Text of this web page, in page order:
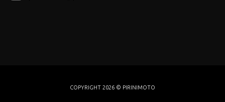
COPYRIGHT 2026 © PIRINIMOTO